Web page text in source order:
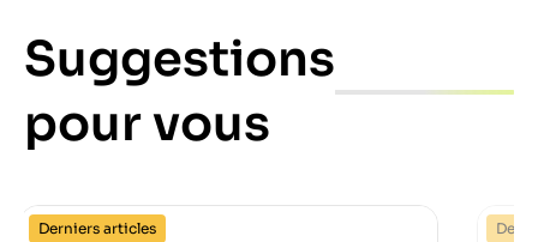
Suggestions
pour vous
Derniers articles